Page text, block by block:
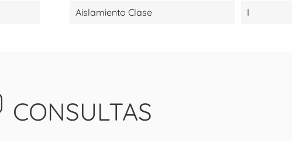
Aislamiento Clase I
CONSULTAS